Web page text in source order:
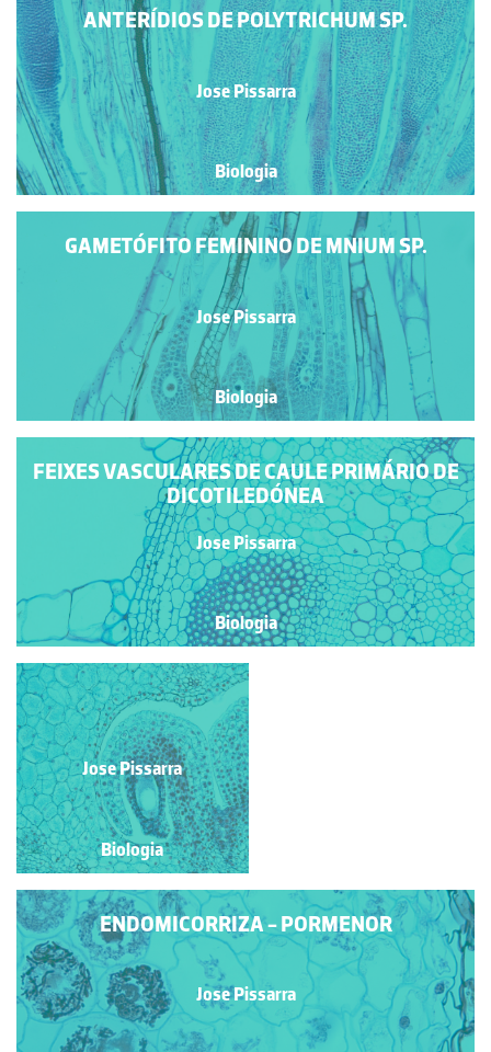
ANTERÍDIOS DE POLYTRICHUM SP.
Jose Pissarra
Biologia
GAMETÓFITO FEMININO DE MNIUM SP.
Jose Pissarra
Biologia
FEIXES VASCULARES DE CAULE PRIMÁRIO DE
DICOTILEDÓNEA
Jose Pissarra
Biologia
ENDOMICORRIZA
Jose Pissarra
Biologia
ENDOMICORRIZA - PORMENOR
Jose Pissarra
Jose Pissarra
Biologia